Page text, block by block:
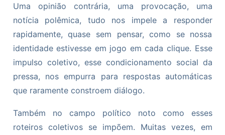
Uma opinião contrária, uma provocação, uma
notícia polêmica, tudo nos impele a responder
rapidamente, quase sem pensar, como se nossa
identidade estivesse em jogo em cada clique. Esse
impulso coletivo, esse condicionamento social da
pressa, nos empurra para respostas automáticas
que raramente constroem diálogo.
Também no campo político noto como esses
roteiros coletivos se impõem. Muitas vezes, em